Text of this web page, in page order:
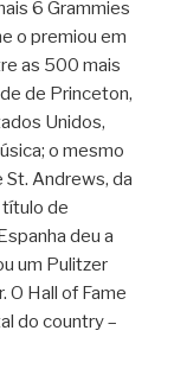
6 Grammies
o premiou em
as 500 mais
de Princeton,
Unidos,
o mesmo
Andrews, da
título de
deu a
um Pulitzer
O Hall of Fame
do country –